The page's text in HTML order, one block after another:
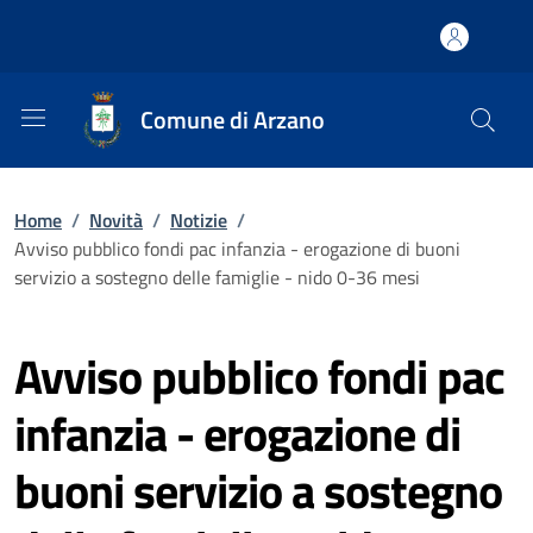
Comune di Arzano
Home / Novità / Notizie /
Avviso pubblico fondi pac infanzia - erogazione di buoni
servizio a sostegno delle famiglie - nido 0-36 mesi
Avviso pubblico fondi pac
infanzia - erogazione di
buoni servizio a sostegno